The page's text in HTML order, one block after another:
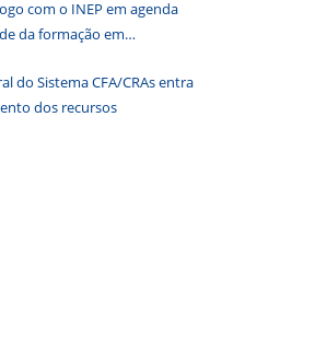
com o INEP em agenda
da formação em
do Sistema CFA/CRAs entra
dos recursos